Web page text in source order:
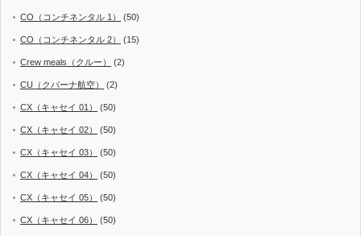
CO（コンチネンタル 1） (50)
CO（コンチネンタル 2） (15)
Crew meals（クルー） (2)
CU（クバーナ航空） (2)
CX（キャセイ 01） (50)
CX（キャセイ 02） (50)
CX（キャセイ 03） (50)
CX（キャセイ 04） (50)
CX（キャセイ 05） (50)
CX（キャセイ 06） (50)